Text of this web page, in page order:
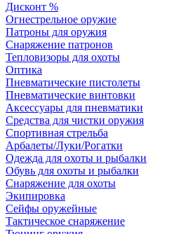
Дисконт %
Огнестрельное оружие
Патроны для оружия
Снаряжение патронов
Тепловизоры для охоты
Оптика
Пневматические пистолеты
Пневматические винтовки
Аксессуары для пневматики
Средства для чистки оружия
Спортивная стрельба
Арбалеты/Луки/Рогатки
Одежда для охоты и рыбалки
Обувь для охоты и рыбалки
Снаряжение для охоты
Экипировка
Сейфы оружейные
Тактическое снаряжение